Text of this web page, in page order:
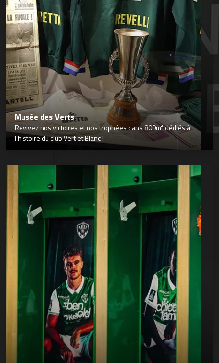
Musée des Verts
Revivez nos victoires et nos trophées dans 800m² dédiés à
l’histoire du club Vert et Blanc !